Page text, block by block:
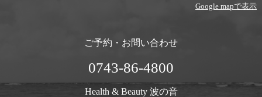
Google mapで表示
ご予約・お問い合わせ
0743-86-4800
Health & Beauty 波の音